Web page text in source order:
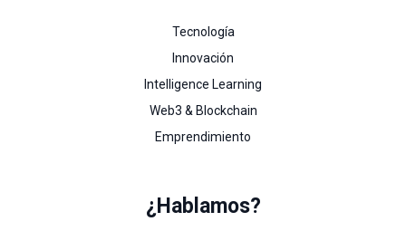
Tecnología
Innovación
Intelligence Learning
Web3 & Blockchain
Emprendimiento
¿Hablamos?